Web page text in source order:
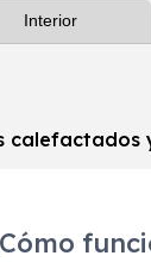
Interior
calefactados